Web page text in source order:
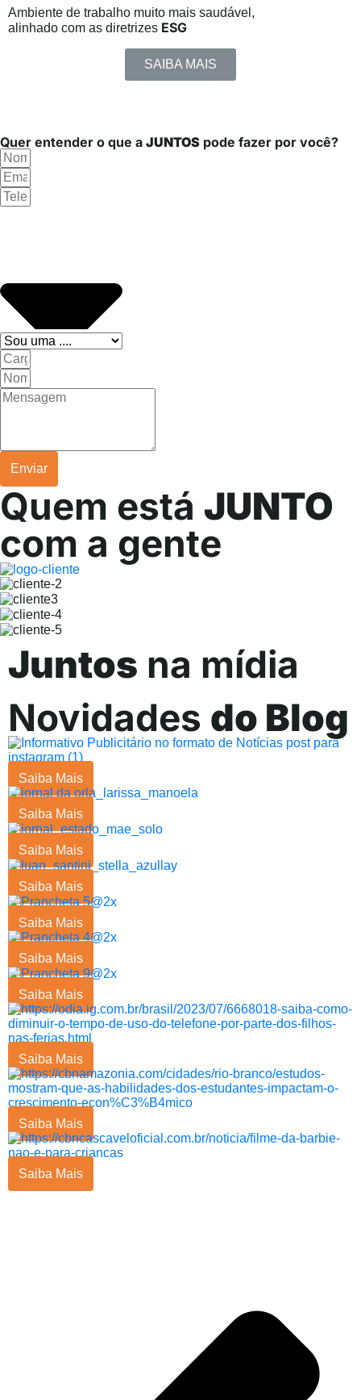
Ambiente de trabalho muito mais saudável,
alinhado com as diretrizes ESG
SAIBA MAIS
Quer entender o que a JUNTOS pode fazer por você?
Enviar
Quem está JUNTO
com a gente
Juntos na mídia
Novidades do Blog
Saiba Mais
Saiba Mais
Saiba Mais
Saiba Mais
Saiba Mais
Saiba Mais
Saiba Mais
Saiba Mais
Saiba Mais
Saiba Mais